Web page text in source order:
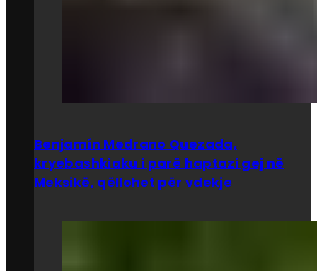
Benjamín Medrano Quezada,
kryebashkiaku i parë haptazi gej në
Meksikë, qëllohet për vdekje